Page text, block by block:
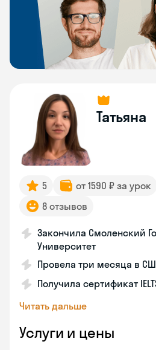
Татьяна
5 от 1590 ₽ за урок
8 отзывов
Закончила Смоленский
Университет
Провела три месяца в
Получила сертификат
Читать дальше
Услуги и цены